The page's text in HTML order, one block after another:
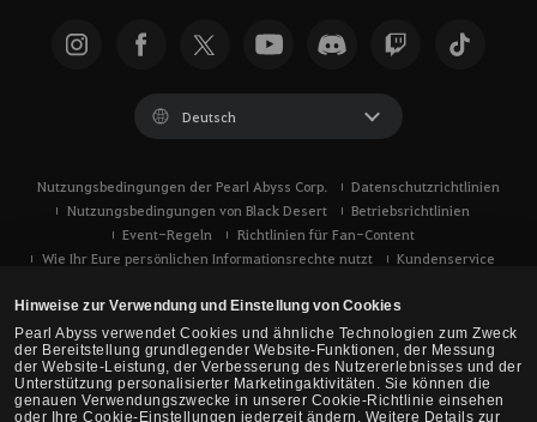
Hinweise zur Verwendung und Einstellung von Cookies
Pearl Abyss verwendet Cookies und ähnliche Technologien zum Zweck
der Bereitstellung grundlegender Website-Funktionen, der Messung
der Website-Leistung, der Verbesserung des Nutzererlebnisses und der
Unterstützung personalisierter Marketingaktivitäten. Sie können die
genauen Verwendungszwecke in unserer Cookie-Richtlinie einsehen
oder Ihre Cookie-Einstellungen jederzeit ändern. Weitere Details zur
Deutsch
Nutzungsbedingungen der Pearl Abyss Corp.
Datenschutzrichtlinien
Nutzungsbedingungen von Black Desert
Betriebsrichtlinien
Event-Regeln
Richtlinien für Fan-Content
Wie Ihr Eure persönlichen Informationsrechte nutzt
Kundenservice